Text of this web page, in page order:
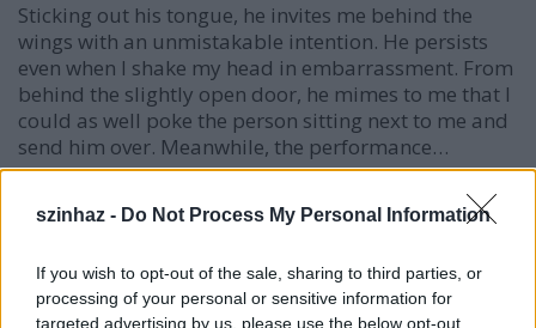
szinhaz - Do Not Process My Personal Information
If you wish to opt-out of the sale, sharing to third parties, or
processing of your personal or sensitive information for
targeted advertising by us, please use the below opt-out
Sticking out his tongue, he invites me behind the
wings with an unmistakable intention. He persists
even when I shake my head in embarrassment. From
behind the slightly open door, he mimes to me that I
could as well poke the person sitting next to me and
send him over. Meanwhile, the performance…